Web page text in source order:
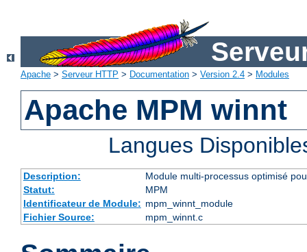
Apache > Serveur HTTP > Documentation > Version 2.4 > Modules
Apache MPM winnt
Langues
Description:
Module multi-processus optimisé
Statut:
MPM
Identificateur de Module: mpm_winnt_module
Fichier Source:
mpm_winnt.c